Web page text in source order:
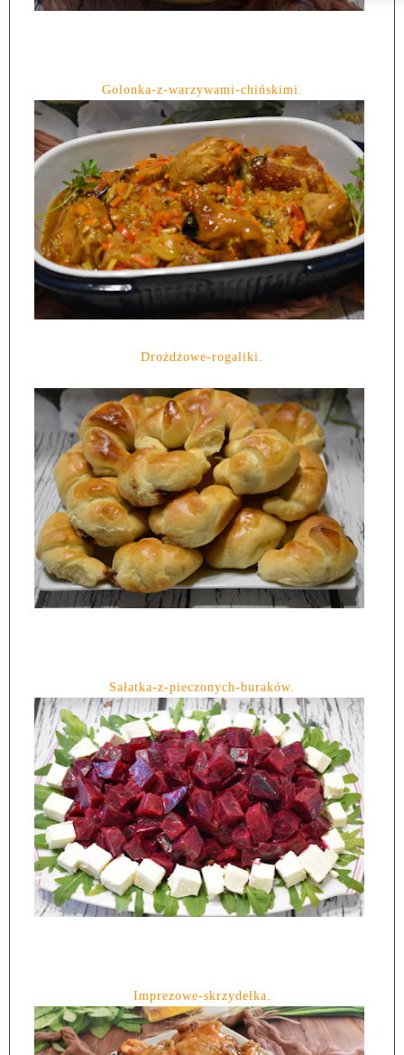
Golonka-z-warzywami-chińskimi.
Drożdżowe-rogaliki.
Sałatka-z-pieczonych-buraków.
Imprezowe-skrzydełka.